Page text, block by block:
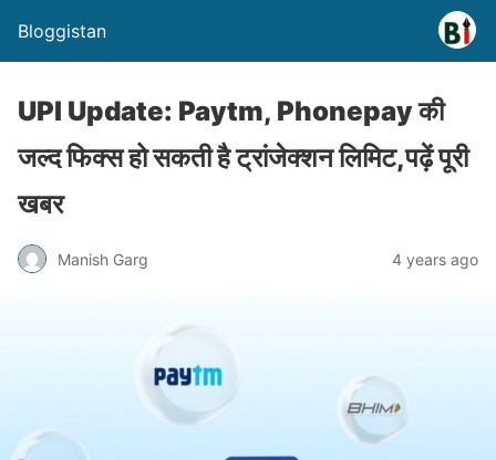
Bloggistan
UPI Update: Paytm, Phonepay की
जल्‍द फिक्स हो सकती है ट्रांजेक्‍शन लिमिट,पढ़ें पूरी
खबर
Manish Garg 4 years ago